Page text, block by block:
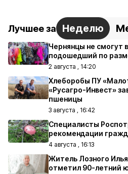
Лучшее за Неделю
Чернянцы не смогут
подошедший по
2 августа , 14:20
Хлеборобы ПУ
«Русагро-Инвест»
пшеницы
3 августа , 16:42
Специалисты
рекомендации
4 августа , 16:13
Житель Лозного
отметил 90-летний